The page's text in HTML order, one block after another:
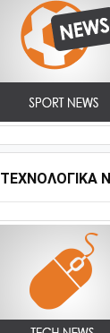
ΤΕΧΝΟΛΟΓΙΚΑ